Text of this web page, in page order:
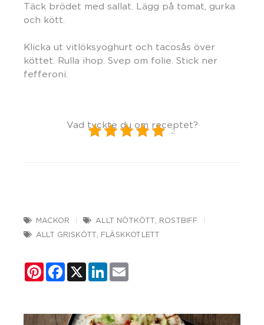
Täck brödet med sallat. Lägg på tomat, gurka
och kött.
Klicka ut vitlöksyoghurt och tacosås över
köttet. Rulla ihop. Svep om folie. Stick ner
fefferoni.
Vad tyckte du om receptet?
2
MACKOR ALLT NÖTKÖTT
ROSTBIFF
ALLT GRISKÖTT
FLÄSKKOTLETT
PinterestFacebook
X LinkedIn